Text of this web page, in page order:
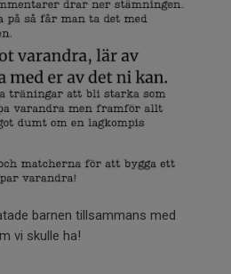
barnen tillsammans med
vi skulle ha!